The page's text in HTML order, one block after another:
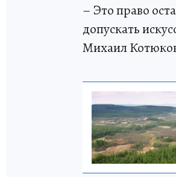
– Это право
допускать
Михаил